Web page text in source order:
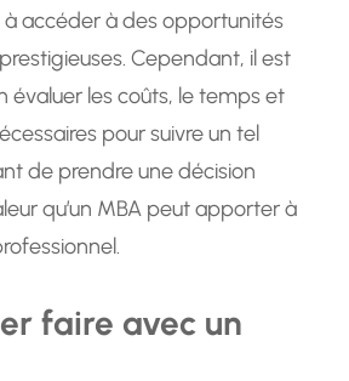
accéder à des opportunités
Cependant, il est
évaluer les coûts, le temps et
pour suivre un tel
de prendre une décision
qu’un MBA peut apporter à
faire avec un